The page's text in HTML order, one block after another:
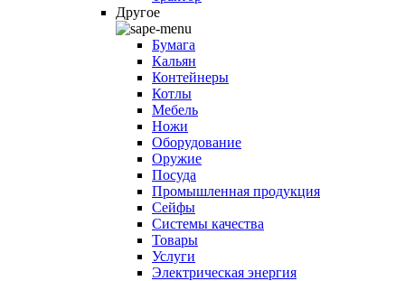
Другое
Бумага
Кальян
Контейнеры
Котлы
Мебель
Ножи
Оборудование
Оружие
Посуда
Промышленная продукция
Сейфы
Системы качества
Товары
Услуги
Электрическая энергия